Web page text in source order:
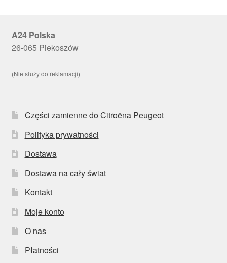
A24 Polska
26-065 Piekoszów
(Nie służy do reklamacji)
Części zamienne do Citroëna Peugeot
Polityka prywatności
Dostawa
Dostawa na cały świat
Kontakt
Moje konto
O nas
Płatności